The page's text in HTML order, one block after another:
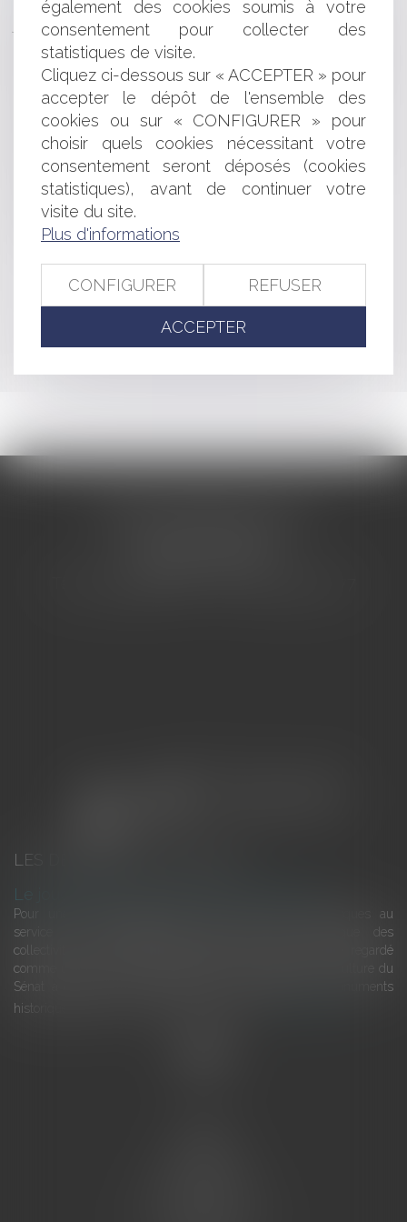
Accidents de service: assouplissement de la
jurisprudence du Conseil d'Etat
Rupture anticipée du CDD pour faute grave et entretien
préalable
Les nouvelles normes de paiement européen SEPA
obligatoires à compter du 1er août
Premier rapport du Comité de suivi des retraites
Sur le caractère collectif et obligatoire des garanties de
protection sociale complémentaire
La cession du bail
La complexité des documents d'urbanisme
Promesse d'embauche et période d'essai
Adoption de la carte à 13 régions
< ... 322 323 324 325 326 327 328 ...
LES DERNIÈRES ACTUALITÉS
Le joug léger des monuments historiques
Pour une gestion patrimoniale des monuments historiques au
service du développement économique et touristique des
collectivités Le monument historique a longtemps été regardé
comme une charge. Le rapport que la commission de la culture du
Sénat a consacré, en juillet 2026, à la gestion des monuments
historiques invite à y voir aussi une ressour...
également des cookies soumis à votre
consentement pour collecter des
statistiques de visite.
Cliquez ci-dessous sur « ACCEPTER » pour
accepter le dépôt de l'ensemble des
cookies ou sur « CONFIGURER » pour
choisir quels cookies nécessitant votre
consentement seront déposés (cookies
statistiques), avant de continuer votre
visite du site.
Plus d'informations
CONFIGURER REFUSER
ACCEPTER